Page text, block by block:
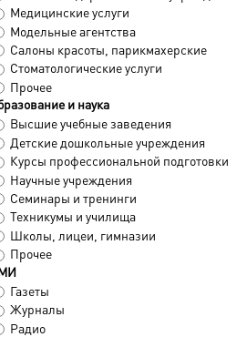
Медицинские услуги
Модельные агентства
Салоны красоты, парикмахерские
Стоматологические услуги
Прочее
и наука
Высшие учебные заведения
Детские дошкольные учреждения
Курсы профессиональной подготовки
Научные учреждения
Семинары и тренинги
Техникумы и училища
Школы, лицеи, гимназии
Прочее
Газеты
Журналы
Радио